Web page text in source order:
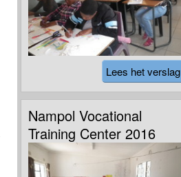
Lees het verslag
Nampol Vocational
Training Center 2016